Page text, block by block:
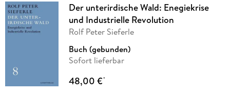
Der unterirdische Wald: Enegiekrise
und Industrielle Revolution
Rolf Peter Sieferle
Buch (gebunden)
Sofort lieferbar
48,00 €*